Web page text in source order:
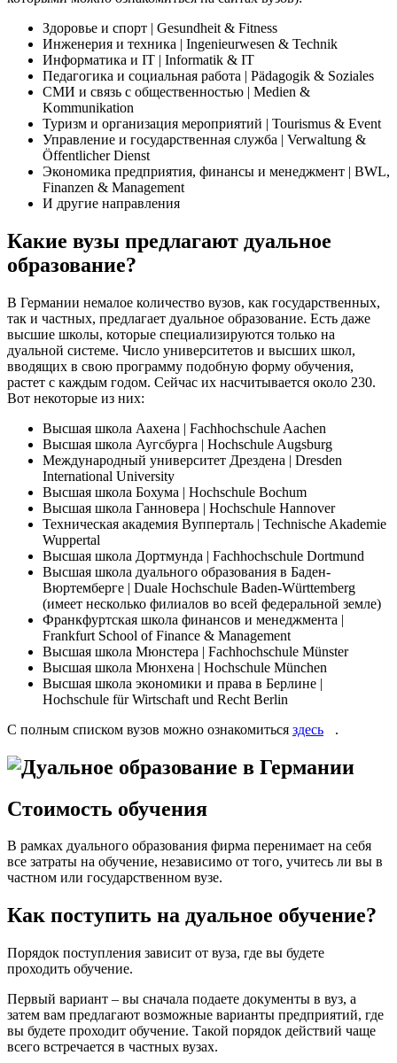
Здоровье и спорт | Gesundheit & Fitness
Инженерия и техника | Ingenieurwesen & Technik
Информатика и IT | Informatik & IT
Педагогика и социальная работа | Pädagogik & Soziales
СМИ и связь с общественностью | Medien &
Kommunikation
Туризм и организация мероприятий | Tourismus & Event
Управление и государственная служба | Verwaltung &
Öffentlicher Dienst
Экономика предприятия, финансы и менеджмент | BWL,
Finanzen & Management
И другие направления
Какие вузы предлагают дуальное
образование?
В Германии немалое количество вузов, как государственных,
так и частных, предлагает дуальное образование. Есть даже
высшие школы, которые специализируются только на
дуальной системе. Число университетов и высших школ,
вводящих в свою программу подобную форму обучения,
растет с каждым годом. Сейчас их насчитывается около 230.
Вот некоторые из них:
Высшая школа Аахена | Fachhochschule Aachen
Высшая школа Аугсбурга | Hochschule Augsburg
Международный университет Дрездена | Dresden
International University
Высшая школа Бохума | Hochschule Bochum
Высшая школа Ганновера | Hochschule Hannover
Техническая академия Вупперталь | Technische Akademie
Wuppertal
Высшая школа Дортмунда | Fachhochschule Dortmund
Высшая школа дуального образования в Баден-
Вюртемберге | Duale Hochschule Baden-Württemberg
(имеет несколько филиалов во всей федеральной земле)
Франкфуртская школа финансов и менеджмента |
Frankfurt School of Finance & Management
Высшая школа Мюнстера | Fachhochschule Münster
Высшая школа Мюнхена | Hochschule München
Высшая школа экономики и права в Берлине |
Hochschule für Wirtschaft und Recht Berlin
С полным списком вузов можно ознакомиться здесь .
Стоимость обучения
В рамках дуального образования фирма перенимает на себя
все затраты на обучение, независимо от того, учитесь ли вы в
частном или государственном вузе.
Как поступить на дуальное обучение?
Порядок поступления зависит от вуза, где вы будете
проходить обучение.
Первый вариант – вы сначала подаете документы в вуз, а
затем вам предлагают возможные варианты предприятий, где
вы будете проходит обучение. Такой порядок действий чаще
всего встречается в частных вузах.